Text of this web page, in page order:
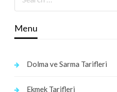
Menu
Dolma ve Sarma Tarifleri
Ekmek Tarifleri